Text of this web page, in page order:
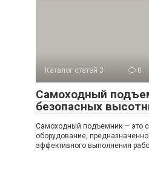
Каталог статей 3 0
Самоходный
безопасных
Самоходный подъемник — это
оборудование,
эффективного выполнения